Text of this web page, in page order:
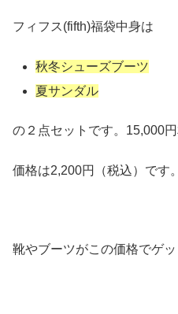
フィフス(fifth)福袋中身は
秋冬シューズブーツ
夏サンダル
の２点セットです。15,000円
価格は2,200円（税込）です。
靴やブーツがこの価格でゲ